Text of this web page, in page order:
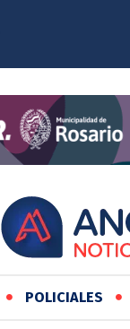
POLICIALES